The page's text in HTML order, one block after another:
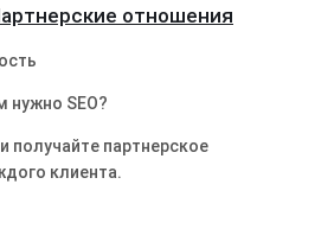
отношения
нужно SEO?
получайте партнерское
клиента.